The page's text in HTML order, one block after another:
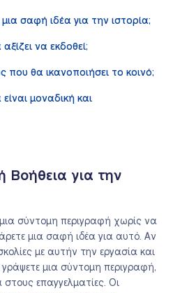
σαφή ιδέα για την ιστορία;
αξίζει να εκδοθεί;
που θα ικανοποιήσει το κοινό;
είναι μοναδική και
Βοήθεια για την
σύντομη περιγραφή χωρίς να
μια σαφή ιδέα για αυτό. Αν
με αυτήν την εργασία και
μια σύντομη περιγραφή,
επαγγελματίες. Οι